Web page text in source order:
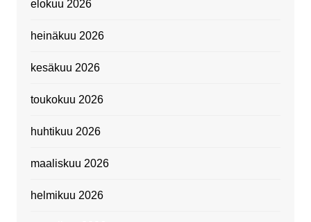
elokuu 2026
heinäkuu 2026
kesäkuu 2026
toukokuu 2026
huhtikuu 2026
maaliskuu 2026
helmikuu 2026